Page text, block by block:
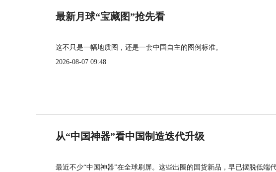
最新月球“宝藏图”抢先看
这不只是一幅地质图，还是一套中国自主的图例标准。
2026-08-07 09:48
从“中国神器”看中国制造迭代升级
最近不少“中国神器”在全球刷屏。这些出圈的国货新品，早已摆脱低